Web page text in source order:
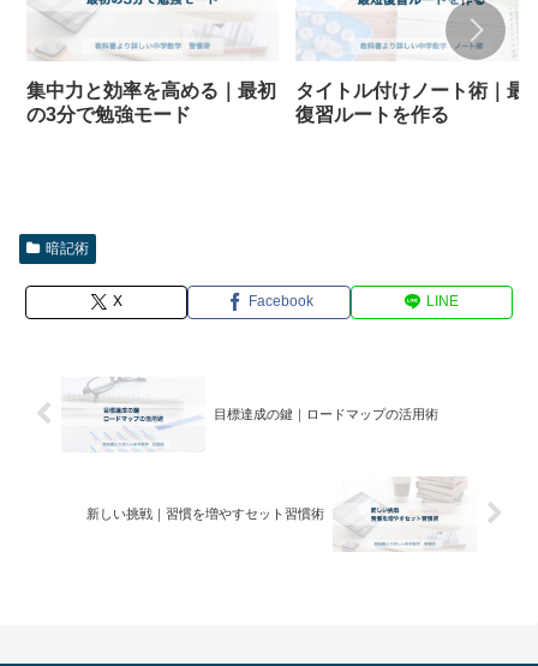
集中力と効率を高める｜最初
の3分で勉強モード
タイトル付けノート術｜最
復習ルートを作る
暗記術
X Facebook LINE
目標達成の鍵｜ロードマップの活用術
新しい挑戦｜習慣を増やすセット習慣術